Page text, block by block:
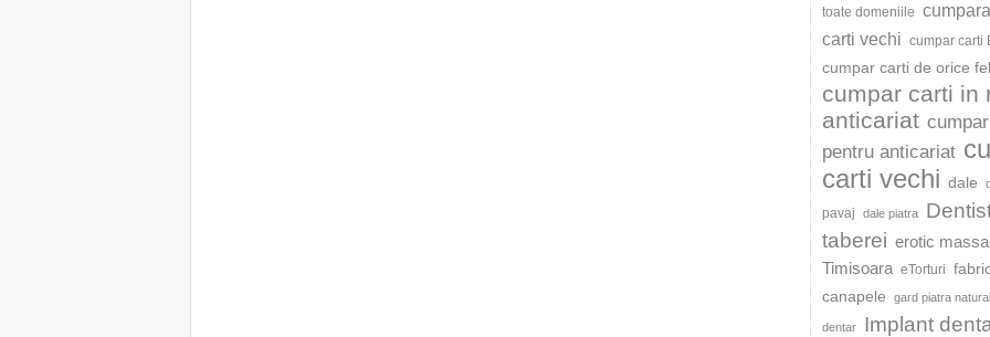
toate domeniile
carti vechi cumpar carti
cumpar carti de orice fel
cumpar carti in
anticariat
pentru anticariat
carti vechi dale
pavaj dale piatra
taberei erotic
Timisoara eTorturi
canapele
gard piatra
dentar
Implant